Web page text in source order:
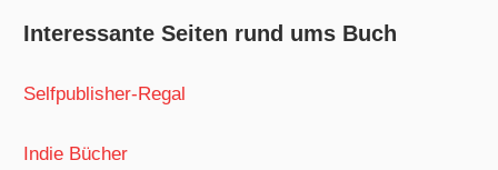
Interessante Seiten rund ums Buch
Selfpublisher-Regal
Indie Bücher